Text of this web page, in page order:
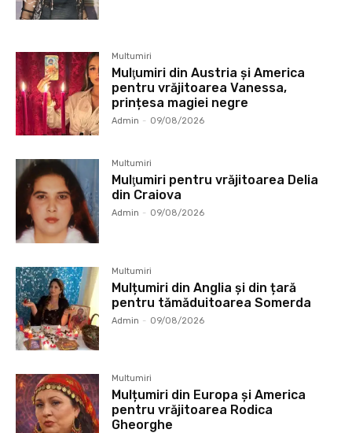
Multumiri
Mulţumiri din Austria și America
pentru vrăjitoarea Vanessa,
prințesa magiei negre
Admin - 09/08/2026
Multumiri
Mulţumiri pentru vrăjitoarea Delia
din Craiova
Admin - 09/08/2026
Multumiri
Mulțumiri din Anglia și din țară
pentru tămăduitoarea Somerda
Admin - 09/08/2026
Multumiri
Mulțumiri din Europa și America
pentru vrăjitoarea Rodica
Gheorghe